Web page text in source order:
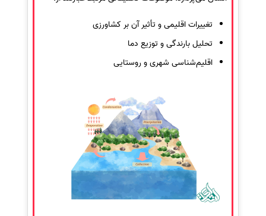
تغییرات اقلیمی و تأثیر آن بر کشاورزی
تحلیل بارندگی و توزیع دما
اقلیم‌شناسی شهری و روستایی